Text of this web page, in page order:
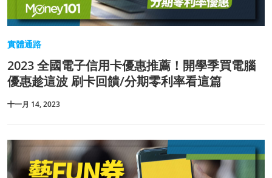
實體通路
2023 全國電子信用卡優惠推薦！開學季買電腦
優惠趁這波 刷卡回饋/分期零利率看這篇
十一月 14, 2023